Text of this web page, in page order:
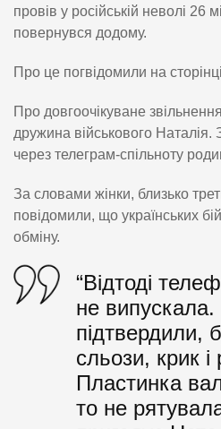
провів у російській неволі 26
повернувся додому.
Про це погвідомили на сторінці
Про довгоочікуване
дружина військового Наталія.
через телеграм-спільноту
За словами жінки, близько
повідомили, що українських
обміну.
“Відтоді
не
підтвердили,
сльози, крик і
Пластинка
то не